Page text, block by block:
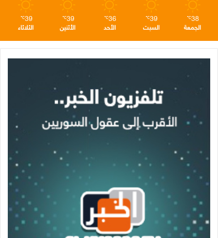
38
℃
الجمعة
39
℃
السبت
36
℃
الأحد
39
℃
الأثنين
39
℃
الثلاثاء